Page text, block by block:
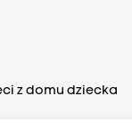
z domu dziecka